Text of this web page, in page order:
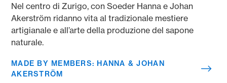
Nel centro di Zurigo, con Soeder Hanna e Johan
Akerström ridanno vita al tradizionale mestiere
artigianale e all’arte della produzione del sapone
naturale.
MADE BY MEMBERS: HANNA & JOHAN
AKERSTRÖM